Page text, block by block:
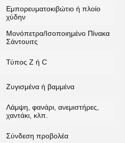
Εμπορευματοκιβώτιο ή πλοίο
χύδην
Μονόπετρα/Ισοποιημένο Πίνακα
Σάντουιτς
Τύπος Z ή C
Ζυγισμένα ή βαμμένα
Λάμψη, φανάρι, ανεμιστήρες,
χαντάκι, κλπ.
Σύνδεση προβολέα